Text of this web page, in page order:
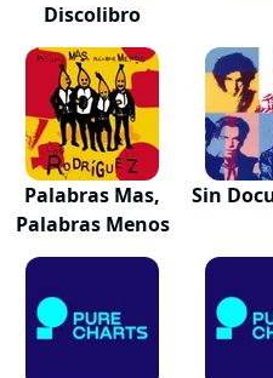
Discolibro
Palabras Mas,
Palabras Menos
Sin